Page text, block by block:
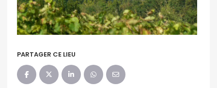
PARTAGER CE LIEU